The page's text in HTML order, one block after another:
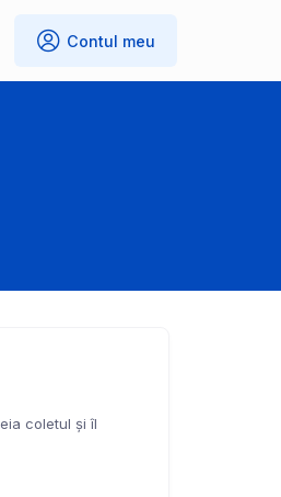
Contul meu
coletul și îl